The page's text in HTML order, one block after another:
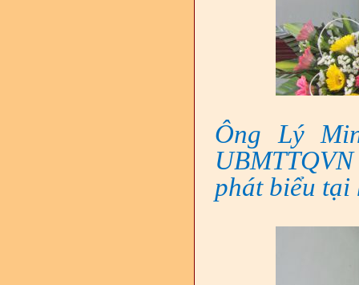
Ông Lý
phát biểu tại